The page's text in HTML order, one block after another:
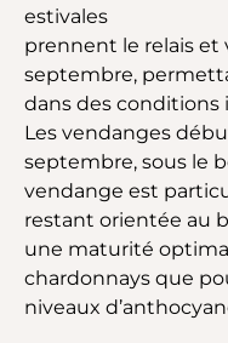
estivales
prennent le relais et
septembre,
dans des conditions
Les vendanges
septembre, sous le
vendange est
restant orientée au
une maturité
chardonnays que
niveaux